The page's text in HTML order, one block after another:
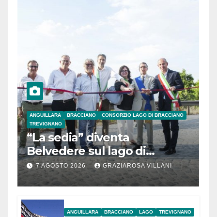
ANGUILLARA BRACCIANO
CONSORZIO LAGO DI BRACCIANO
TREVIGNANO
“La sedia” diventa
Belvedere sul lago di
Bracciano: ieri
l’inaugurazione
7 AGOSTO 2026 GRAZIAROSA VILLANI
ANGUILLARA BRACCIANO LAGO TREVIGNANO